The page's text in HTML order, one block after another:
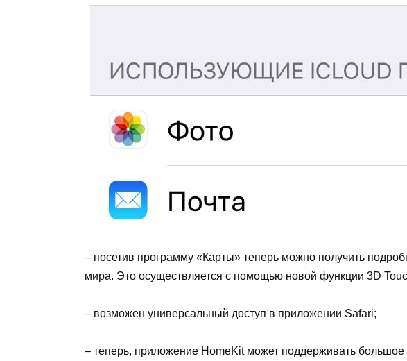
– посетив программу «Карты» теперь можно получить
мира. Это осуществляется с помощью новой функции 3D
– возможен универсальный доступ в приложении Safari;
– теперь, приложение HomeKit может поддерживать большое